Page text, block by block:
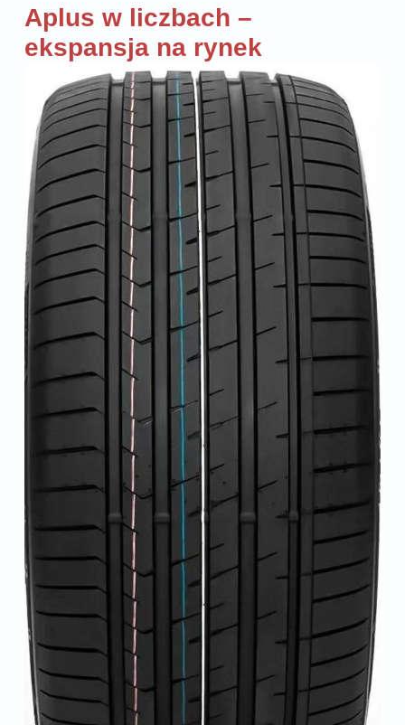
Aplus w liczbach –
ekspansja na rynek